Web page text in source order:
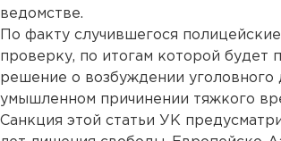
ведомстве.
По факту случившегося
проверку, по итогам которой будет
решение о возбуждении уголовного
умышленном причинении тяжкого
Санкция этой статьи УК